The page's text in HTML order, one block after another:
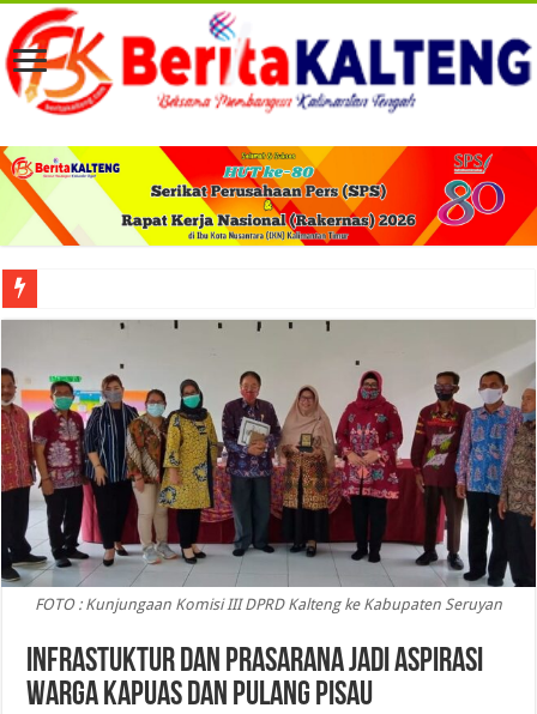
Viral! Selama Dua Bulan Lebih Siltap Serta Tunjangan Pemdes dan BPD di
FOTO : Kunjungaan Komisi III DPRD Kalteng ke Kabupaten Seruyan
Infrastuktur dan Prasarana Jadi Aspirasi
Warga Kapuas dan Pulang Pisau